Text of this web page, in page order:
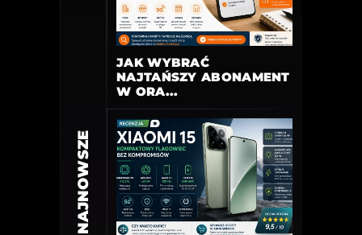
NAJNOWSZE
JAK WYBRAĆ
NAJTAŃSZY ABONAMENT
W ORA...